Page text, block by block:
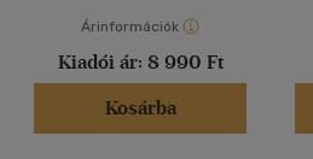
Árinformációk
Kiadói ár: 8 990 Ft
Kosárba